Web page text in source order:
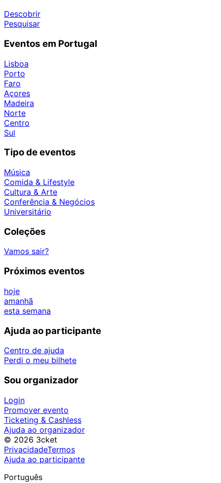
Descobrir
Pesquisar
Eventos em Portugal
Lisboa
Porto
Faro
Açores
Madeira
Norte
Centro
Sul
Tipo de eventos
Música
Comida & Lifestyle
Cultura & Arte
Conferência & Negócios
Universitário
Coleções
Vamos sair?
Próximos eventos
hoje
amanhã
esta semana
Ajuda ao participante
Centro de ajuda
Perdi o meu bilhete
Sou organizador
Login
Promover evento
Ticketing & Cashless
Ajuda ao organizador
© 2026 3cket
PrivacidadeTermos
Ajuda ao participante
Português